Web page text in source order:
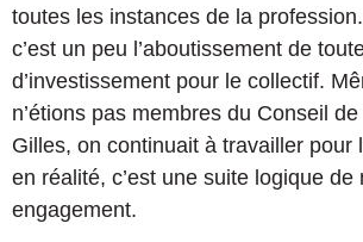
toutes les instances de la
c’est un peu l’aboutissement de
d’investissement pour le collectif.
n’étions pas membres du Conseil de
Gilles, on continuait à travailler pour
en réalité, c’est une suite logique de
engagement.